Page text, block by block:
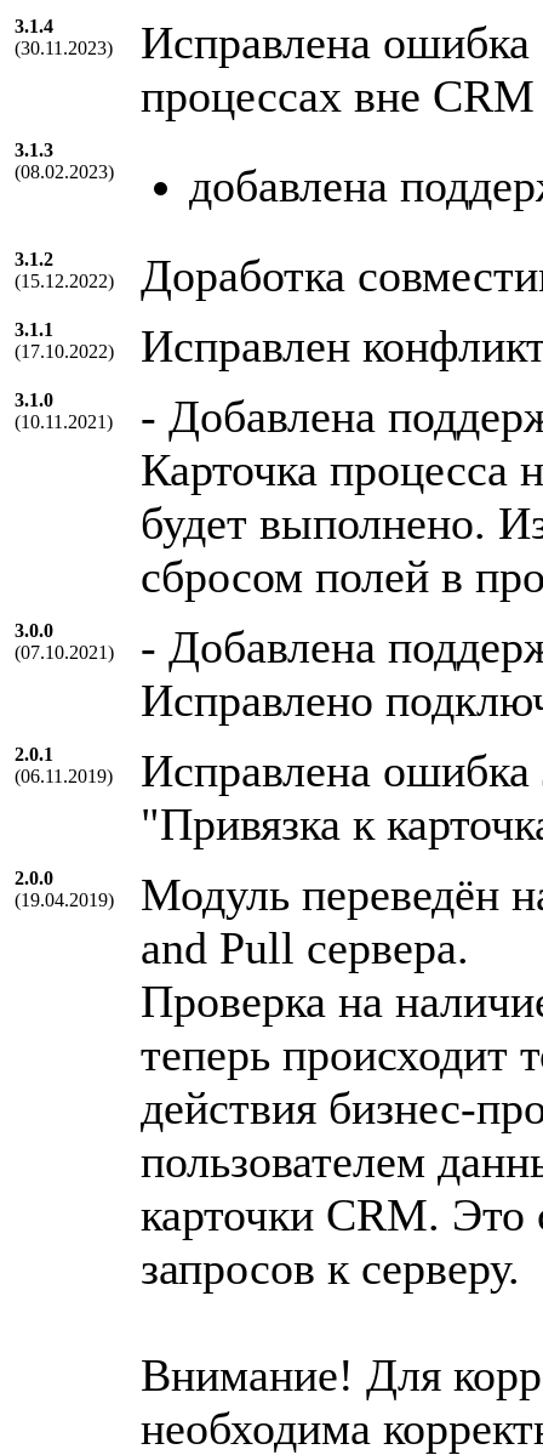
3.1.4
(30.11.2023)
Исправлена
процессах вне CRM
3.1.3
(08.02.2023)
добавлена
3.1.2
(15.12.2022)
Доработка
3.1.1
(17.10.2022)
Исправлен
3.1.0
(10.11.2021)
- Добавлена
Карточка процесса
будет выполнено.
сбросом полей в
3.0.0
(07.10.2021)
- Добавлена
Исправлено
2.0.1
(06.11.2019)
Исправлена ошибка
"Привязка к
2.0.0
(19.04.2019)
Модуль переведён
and Pull сервера.
Проверка на
теперь происходит
действия бизнес-
пользователем
карточки CRM.
запросов к серверу.
Внимание! Для
необходима